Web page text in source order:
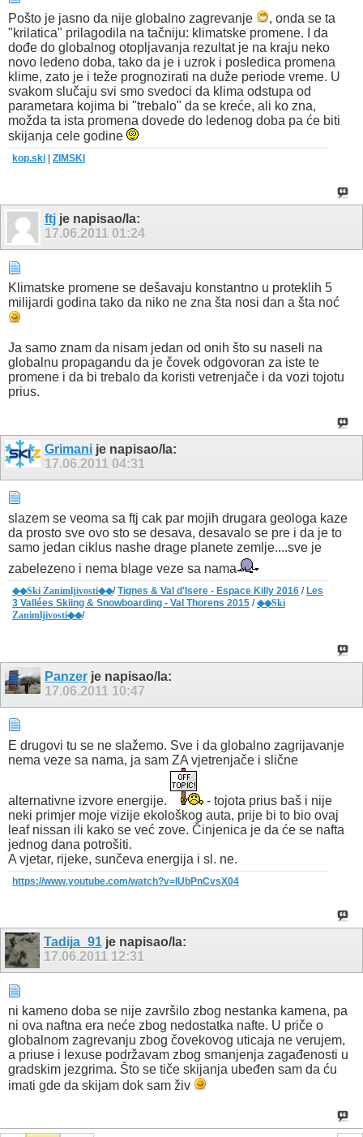
Pošto je jasno da nije globalno zagrevanje
, onda se ta
"krilatica" prilagodila na tačniju: klimatske promene. I da
dođe do globalnog otopljavanja rezultat je na kraju neko
novo ledeno doba, tako da je i uzrok i posledica promena
klime, zato je i teže prognozirati na duže periode vreme. U
svakom slučaju svi smo svedoci da klima odstupa od
parametara kojima bi "trebalo" da se kreće, ali ko zna,
možda ta ista promena dovede do ledenog doba pa će biti
skijanja cele godine
kop.ski ZIMSKI
ftj je napisao/la:
17.06.2011 01:24
Klimatske promene se dešavaju konstantno u proteklih 5
milijardi godina tako da niko ne zna šta nosi dan a šta noć
Ja samo znam da nisam jedan od onih što su naseli na
globalnu propagandu da je čovek odgovoran za iste te
promene i da bi trebalo da koristi vetrenjače i da vozi tojotu
prius.
Grimani je napisao/la:
17.06.2011 04:31
slazem se veoma sa ftj cak par mojih drugara geologa kaze
da prosto sve ovo sto se desava, desavalo se pre i da je to
samo jedan ciklus nashe drage planete zemlje....sve je
zabelezeno i nema blage veze sa nama
◆◆Ski Zanimljivosti◆◆/ Tignes & Val d'Isere - Espace Killy 2016 /Les
3 Vallées Skiing & Snowboarding - Val Thorens 2015 /◆◆Ski
Zanimljivosti◆◆/
Panzer je napisao/la:
17.06.2011 10:47
E drugovi tu se ne slažemo. Sve i da globalno zagrijavanje
nema veze sa nama, ja sam ZA vjetrenjače i slične
alternativne izvore energije.
- tojota prius baš i nije
neki primjer moje vizije ekološkog auta, prije bi to bio ovaj
leaf nissan ili kako se već zove. Činjenica je da će se nafta
jednog dana potrošiti.
A vjetar, rijeke, sunčeva energija i sl. ne.
https://www.youtube.com/watch?v=IUbPnCvsX04
Tadija_91je napisao/la:
17.06.2011 12:31
ni kameno doba se nije završilo zbog nestanka kamena, pa
ni ova naftna era neće zbog nedostatka nafte. U priče o
globalnom zagrevanju zbog čovekovog uticaja ne verujem,
a priuse i lexuse podržavam zbog smanjenja zagađenosti u
gradskim jezgrima. Što se tiče skijanja ubeđen sam da ću
imati gde da skijam dok sam živ